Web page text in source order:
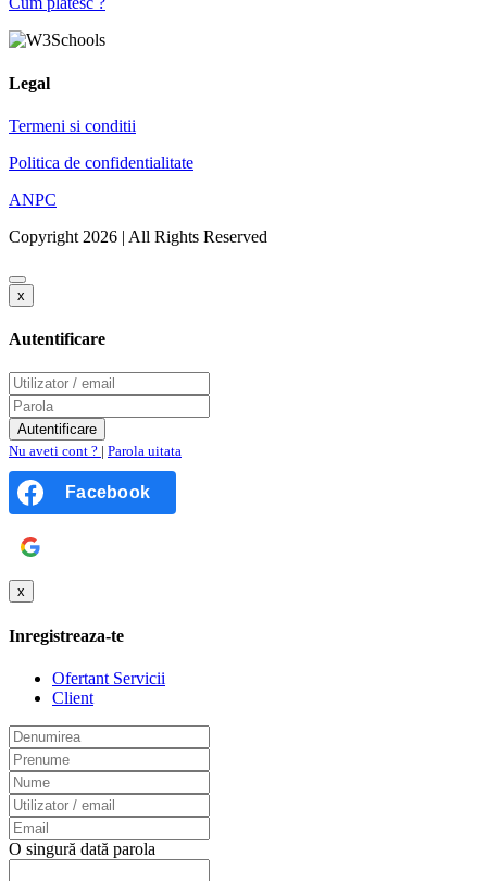
Legal
Termeni si conditii
Politica de confidentialitate
ANPC
Copyright 2026 | All Rights Reserved
x
Autentificare
Nu aveti cont ? | Parola uitata
Facebook
x
Inregistreaza-te
Ofertant Servicii
Client
O singură dată parola